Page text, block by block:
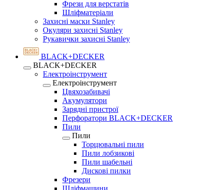
Фрези для верстатів
Шліфматеріали
Захисні маски Stanley
Окуляри захисні Stanley
Рукавички захисні Stanley
BLACK+DECKER
BLACK+DECKER
Електроінструмент
Електроінструмент
Цвяхозабивачі
Акумулятори
Зарядні пристрої
Перфоратори BLACK+DECKER
Пили
Пили
Торцювальні пили
Пили лобзикові
Пили шабельні
Дискові пилки
Фрезери
Шліфмашини